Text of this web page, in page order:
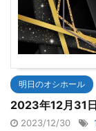
明日のオシホール
2023年12月31
2023/12/30